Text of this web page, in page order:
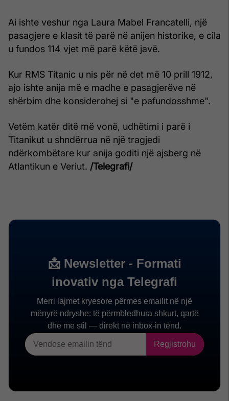
Ai ishte veshur nga Laura Mabel Francatelli, një
pasagjere e klasit të parë në anijen historike, e cila
u fundos 114 vjet më parë këtë javë.
Kur RMS Titanic u nis për në det më 10 prill 1912,
ajo ishte anija më e madhe e pasagjerëve në
shërbim dhe konsiderohej si "e pafundosshme".
Vetëm katër ditë më vonë, udhëtimi i parë i
Titanikut u shndërrua në një tragjedi
ndërkombëtare kur anija goditi një ajsberg në
Atlantikun e Veriut. /Telegrafi/